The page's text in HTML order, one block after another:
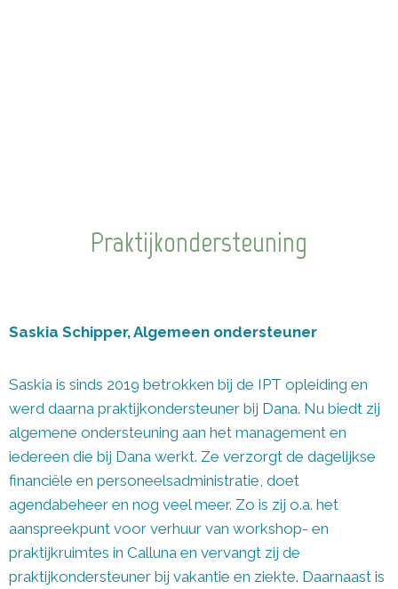
Praktijkondersteuning
Saskia Schipper, Algemeen ondersteuner
Saskia is sinds 2019 betrokken bij de IPT opleiding en
werd daarna praktijkondersteuner bij Dana. Nu biedt zij
algemene ondersteuning aan het management en
iedereen die bij Dana werkt. Ze verzorgt de dagelijkse
financiële en personeelsadministratie, doet
agendabeheer en nog veel meer. Zo is zij o.a. het
aanspreekpunt voor verhuur van workshop- en
praktijkruimtes in Calluna en vervangt zij de
praktijkondersteuner bij vakantie en ziekte. Daarnaast is